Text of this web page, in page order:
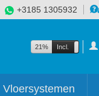
+3185 1305932
21% Incl. Excl.
Vloersystemen